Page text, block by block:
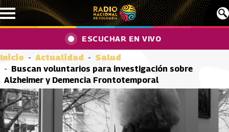
Pasar al contenido principal
ESCUCHAR EN VIVO
Inicio Actualidad
Salud
Buscan voluntarios para investigación sobre
Alzheimer y Demencia Frontotemporal